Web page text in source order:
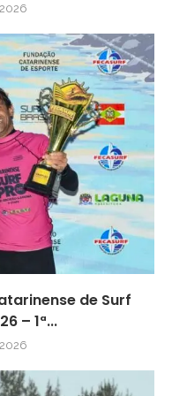
de Surf
– 1ª...